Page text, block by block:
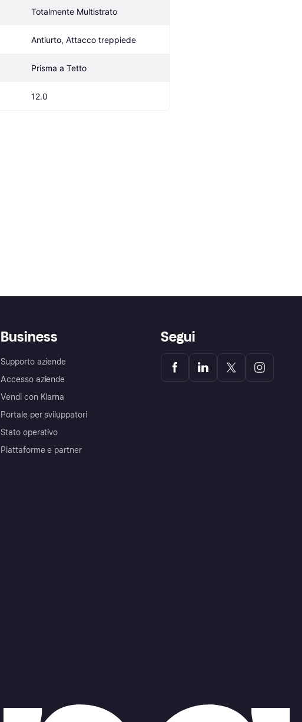
Totalmente Multistrato
Antiurto, Attacco treppiede
Prisma a Tetto
12.0
Business
Supporto aziende
Accesso aziende
Vendi con Klarna
Portale per sviluppatori
Stato operativo
Piattaforme e partner
Segui